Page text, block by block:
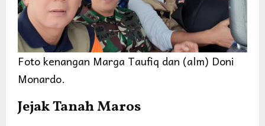
Foto kenangan Marga Taufiq dan (alm) Doni
Monardo.
Jejak Tanah Maros